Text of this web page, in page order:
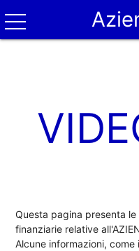
Questa pagina presenta
finanziarie relative
Alcune informazioni, come